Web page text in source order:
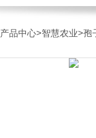
产品中心>智慧农业>孢